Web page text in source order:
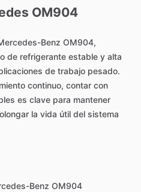
OM904
Benz OM904,
de refrigerante estable y alta
de trabajo pesado.
continuo, contar con
es clave para mantener
la vida útil del sistema
Benz OM904